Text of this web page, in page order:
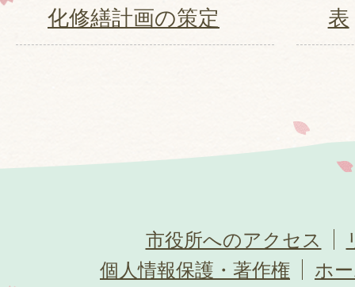
化修繕計画の策定
表
市役所へのアクセス
個人情報保護・著作権
ホ